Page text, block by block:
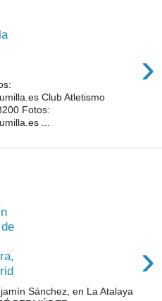
›
Club Atletismo
Fotos:
...
›
Sánchez, en La Atalaya